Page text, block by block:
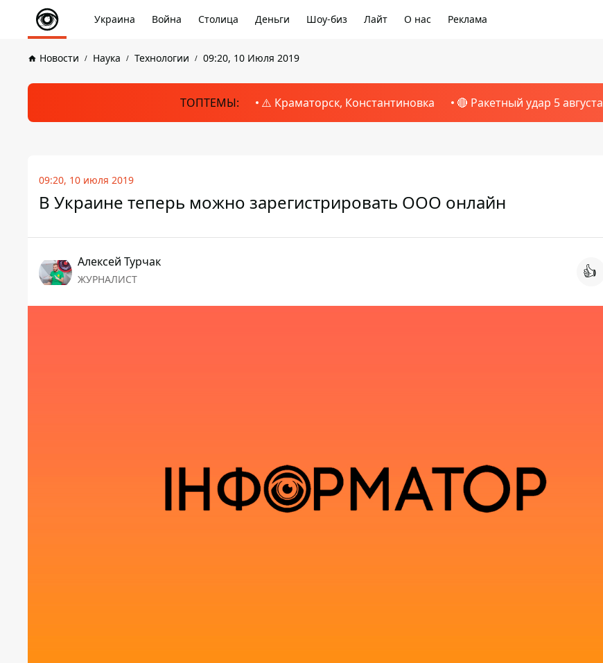
Украина Война Столица Деньги Шоу-биз Лайт О нас Реклама
Новости Наука Технологии 09:20, 10 Июля 2019
ТОПТЕМЫ: ⚠️ Краматорск, Константиновка 🔴 Ракетный удар 5 августа
09:20, 10 июля 2019
В Украине теперь можно зарегистрировать ООО онлайн
Алексей Турчак
ЖУРНАЛИСТ 👍